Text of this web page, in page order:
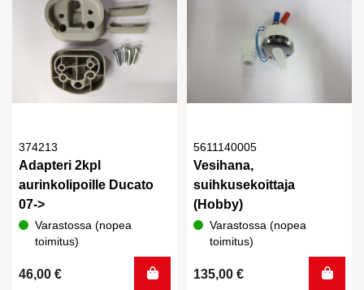
374213
Adapteri 2kpl
aurinkolipoille Ducato
07->
Varastossa (nopea
toimitus)
46,00 €
5611140005
Vesihana,
suihkusekoittaja
(Hobby)
Varastossa (nopea
toimitus)
135,00 €